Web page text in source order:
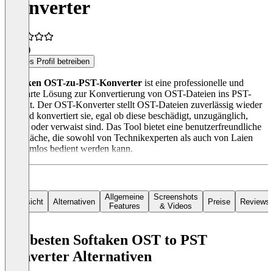
Converter
(1)
Dieses Profil betreiben
Softaken OST-zu-PST-Konverter ist eine professionelle und
bewährte Lösung zur Konvertierung von OST-Dateien ins PST-
Format. Der OST-Konverter stellt OST-Dateien zuverlässig wieder
her und konvertiert sie, egal ob diese beschädigt, unzugänglich,
defekt oder verwaist sind. Das Tool bietet eine benutzerfreundliche
Oberfläche, die sowohl von Technikexperten als auch von Laien
problemlos bedient werden kann.
Übersicht Alternativen
Allgemeine
Features
Screenshots
& Videos
Preise Reviews
Die besten Softaken OST to PST
Converter Alternativen